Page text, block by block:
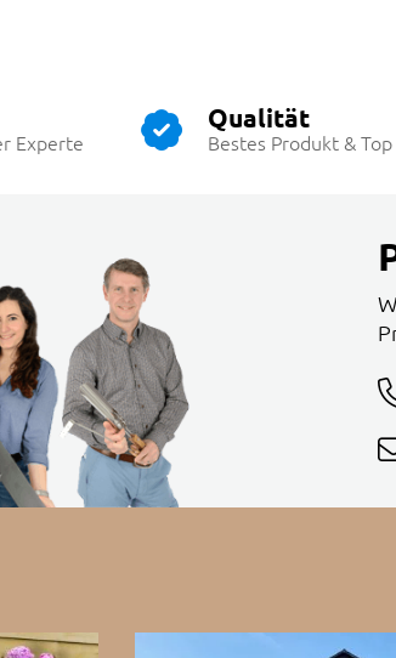
Experte
Qualität
Bestes Produkt &